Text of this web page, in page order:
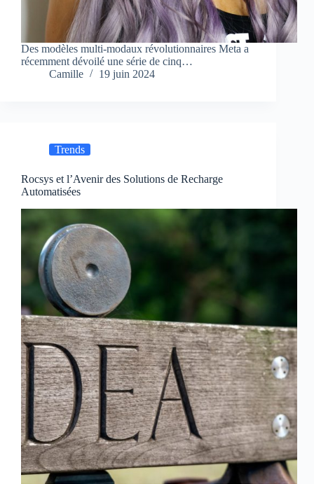
Des modèles multi-modaux révolutionnaires Meta a
récemment dévoilé une série de cinq…
Camille
19 juin 2024
Trends
Rocsys et l’Avenir des Solutions de Recharge
Automatisées